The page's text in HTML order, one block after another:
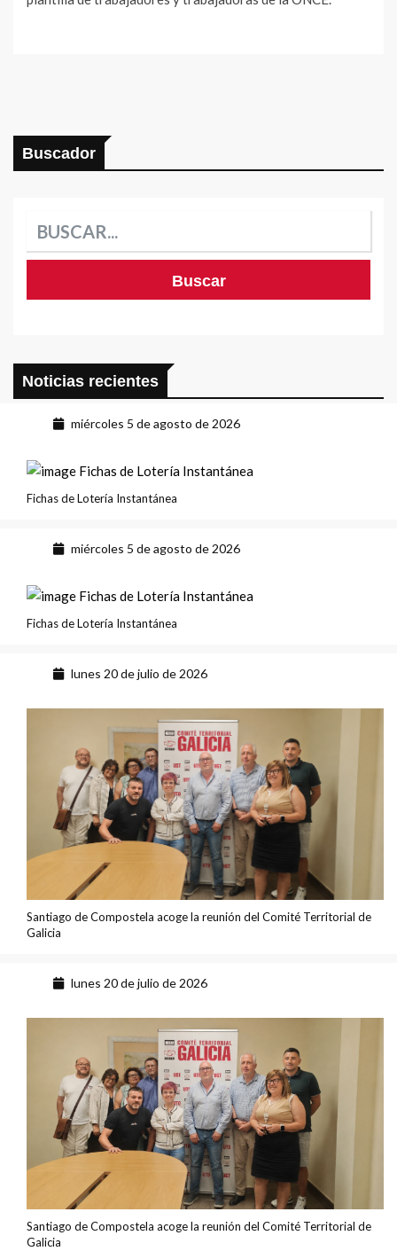
Buscador
Noticias recientes
miércoles 5 de agosto de 2026
Fichas de Lotería Instantánea
miércoles 5 de agosto de 2026
Fichas de Lotería Instantánea
lunes 20 de julio de 2026
Santiago de Compostela acoge la reunión del Comité Territorial de
Galicia
lunes 20 de julio de 2026
Santiago de Compostela acoge la reunión del Comité Territorial de
Galicia